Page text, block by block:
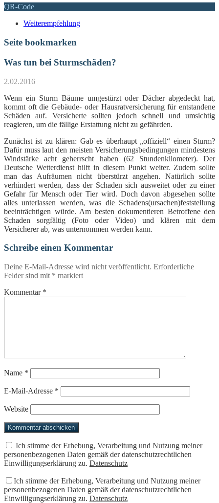
QR-Code
Weiterempfehlung
Seite bookmarken
Was tun bei Sturmschäden?
2.02.2016
Wenn ein Sturm Bäume umgestürzt oder Dächer abgedeckt hat,
kommt oft die Gebäude- oder Hausratversicherung für entstandene
Schäden auf. Versicherte sollten jedoch schnell und umsichtig
reagieren, um die fällige Erstattung nicht zu gefährden.
Zunächst ist zu klären: Gab es überhaupt „offiziell“ einen Sturm?
Dafür muss laut den meisten Versicherungsbedingungen mindestens
Windstärke acht geherrscht haben (62 Stundenkilometer). Der
Deutsche Wetterdienst hilft in diesem Punkt weiter. Zudem sollte
man das Aufräumen nicht überstürzt angehen. Natürlich sollte
verhindert werden, dass der Schaden sich ausweitet oder zu einer
Gefahr für Mensch oder Tier wird. Doch davon abgesehen sollte
alles unterlassen werden, was die Schadens(ursachen)feststellung
beeinträchtigen würde. Am besten dokumentieren Betroffene den
Schaden sorgfältig (Foto oder Video) und klären mit dem
Versicherer ab, was unternommen werden kann.
Schreibe einen Kommentar
Deine E-Mail-Adresse wird nicht veröffentlicht. Erforderliche
Felder sind mit * markiert
Kommentar *
Name *
E-Mail-Adresse *
Website
Ich stimme der Erhebung, Verarbeitung und Nutzung meiner
personenbezogenen Daten gemäß der datenschutzrechtlichen
Einwilligungserklärung zu. Datenschutz
Ich stimme der Erhebung, Verarbeitung und Nutzung meiner
personenbezogenen Daten gemäß der datenschutzrechtlichen
Einwilligungserklärung zu. Datenschutz